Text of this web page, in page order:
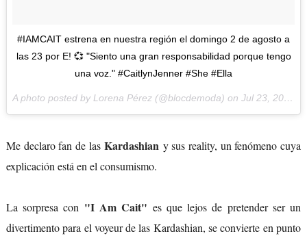
#IAMCAIT estrena en nuestra región el domingo 2 de agosto a
las 23 por E! 💞 "Siento una gran responsabilidad porque tengo
una voz." #CaitlynJenner #She #Ella
A photo posted by Lorena Pérez (@blocdemoda) on Jul 23, 2015 at 7:49am PDT
Me declaro fan de lasKardashian y sus reality, un fenómeno cuya
explicación está en el consumismo.
La sorpresa con "I Am Cait" es que lejos de pretender ser un
divertimento para el voyeur de las Kardashian, se convierte en punto